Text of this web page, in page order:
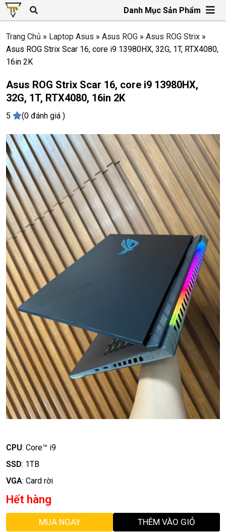
Danh Mục Sản Phẩm
Trang Chủ » Laptop Asus » Asus ROG » Asus ROG Strix »
Asus ROG Strix Scar 16, core i9 13980HX, 32G, 1T, RTX4080,
16in 2K
Asus ROG Strix Scar 16, core i9 13980HX,
32G, 1T, RTX4080, 16in 2K
5 (0 đánh giá )
CPU: Core™ i9
SSD: 1TB
VGA: Card rời
Hết hàng
MUA NGAY THÊM VÀO GIỎ